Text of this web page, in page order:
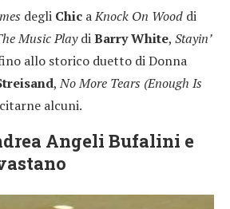
degli Chic aKnock On Wood di
Music PlaydiBarry White, Stayin’
allo storico duetto di Donna
,No More Tears (Enough Is
alcuni.
Angeli Bufalini e